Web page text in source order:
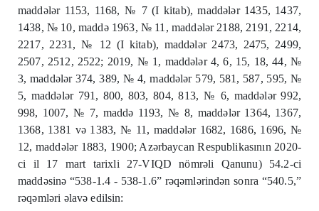
maddələr 1153, 1168, № 7 (I kitab), maddələr 1435, 1437,
1438, № 10, maddə 1963, № 11, maddələr 2188, 2191, 2214,
2217, 2231, № 12 (I kitab), maddələr 2473, 2475, 2499,
2507, 2512, 2522; 2019, № 1, maddələr 4, 6, 15, 18, 44, №
3, maddələr 374, 389, № 4, maddələr 579, 581, 587, 595, №
5, maddələr 791, 800, 803, 804, 813, № 6, maddələr 992,
998, 1007, № 7, maddə 1193, № 8, maddələr 1364, 1367,
1368, 1381 və 1383, № 11, maddələr 1682, 1686, 1696, №
12, maddələr 1883, 1900; Azərbaycan Respublikasının 2020-
ci il 17 mart tarixli 27-VIQD nömrəli Qanunu) 54.2-ci
maddəsinə “538-1.4 - 538-1.6” rəqəmlərindən sonra “540.5,”
rəqəmləri əlavə edilsin: